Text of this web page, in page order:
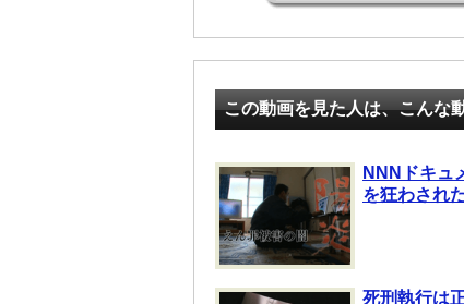
この動画を見た人は、こんな
NNNドキュ
を狂わされ
死刑執行は